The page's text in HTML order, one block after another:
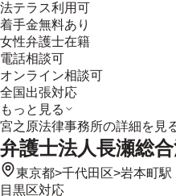
法テラス利用可
着手金無料あり
女性弁護士在籍
電話相談可
オンライン相談可
全国出張対応
もっと見る
宮之原法律事務所の詳細を見
弁護士法人長瀬総
東京都>千代田区>岩本町駅
目黒区対応